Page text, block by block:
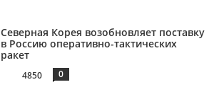
Северная Корея возобновляет поставку
в Россию оперативно-тактических
ракет
4850 0